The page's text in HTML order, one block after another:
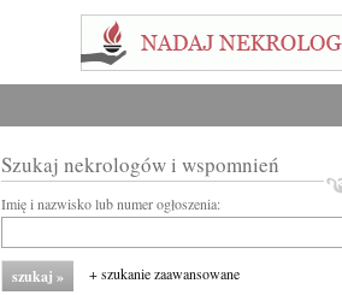
Szukaj nekrologów i wspomnień
Imię i nazwisko lub numer ogłoszenia:
+ szukanie zaawansowane